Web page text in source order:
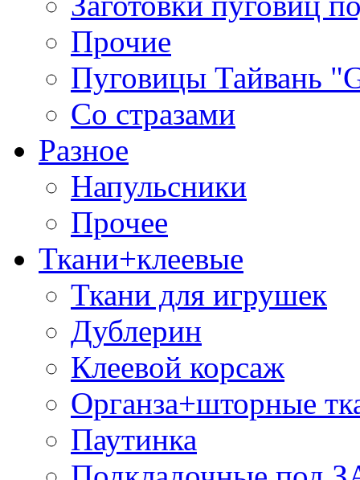
Прочие
Пуговицы Тайвань
Со стразами
Разное
Напульсники
Прочее
Ткани+клеевые
Ткани для игрушек
Дублерин
Клеевой корсаж
Органза+шторные
Паутинка